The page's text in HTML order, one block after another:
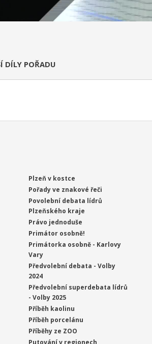
DÍLY POŘADU
Plzeň v kostce
Pořady ve znakové řeči
Povolební debata lídrů
Plzeňského kraje
Právo jednoduše
Primátor osobně!
Primátorka osobně - Karlovy
Vary
Předvolební debata - Volby
2024
Předvolební superdebata lídrů
- Volby 2025
Příběh kaolinu
Příběh porcelánu
Příběhy ze ZOO